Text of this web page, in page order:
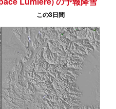
この3日間